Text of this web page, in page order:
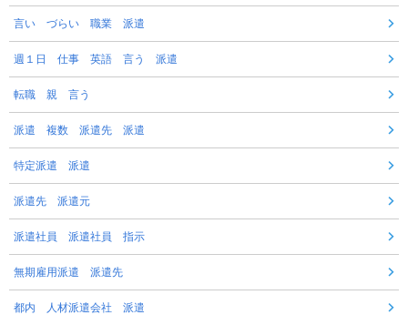
言い づらい 職業 派遣
週１日 仕事 英語 言う 派遣
転職 親 言う
派遣 複数 派遣先 派遣
特定派遣 派遣
派遣先 派遣元
派遣社員 派遣社員 指示
無期雇用派遣 派遣先
都内 人材派遣会社 派遣